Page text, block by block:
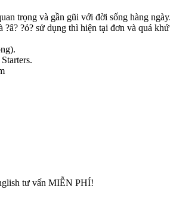
trọng và gần gũi với đời sống hàng ngày.
?â? ?ỏ? sử dụng thì hiện tại đơn và quá
tư vấn MIỄN PHÍ!